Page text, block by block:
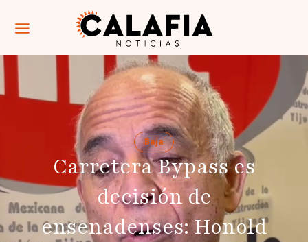
Baja
Carretera Bypass es
decisión de
ensenadenses: Honold